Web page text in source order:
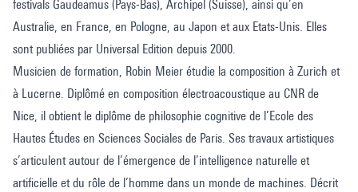
festivals Gaudeamus (Pays-Bas), Archipel (Suisse), ainsi qu’en
Australie, en France, en Pologne, au Japon et aux Etats-Unis. Elles
sont publiées par Universal Edition depuis 2000.
Musicien de formation, Robin Meier étudie la composition à Zurich et
à Lucerne. Diplômé en composition électroacoustique au CNR de
Nice, il obtient le diplôme de philosophie cognitive de l’Ecole des
Hautes Études en Sciences Sociales de Paris. Ses travaux artistiques
s’articulent autour de l’émergence de l’intelligence naturelle et
artificielle et du rôle de l’homme dans un monde de machines. Décrit